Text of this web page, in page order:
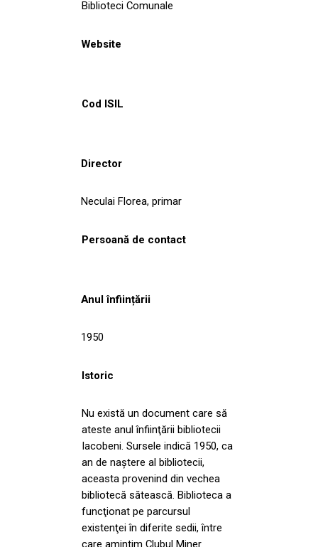
Biblioteci Comunale
Website
Cod ISIL
Director
Neculai Florea, primar
Persoană de contact
Anul înființării
1950
Istoric
Nu există un document care să
ateste anul înfiinţării bibliotecii
Iacobeni. Sursele indică 1950, ca
an de naștere al bibliotecii,
aceasta provenind din vechea
bibliotecă sătească. Biblioteca a
funcţionat pe parcursul
existenţei în diferite sedii, între
care amintim Clubul Miner